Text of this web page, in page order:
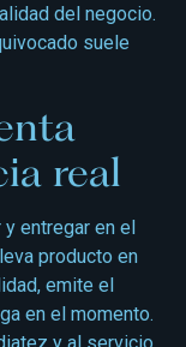
del negocio.
suele
real
entregar en el
producto en
emite el
en el momento.